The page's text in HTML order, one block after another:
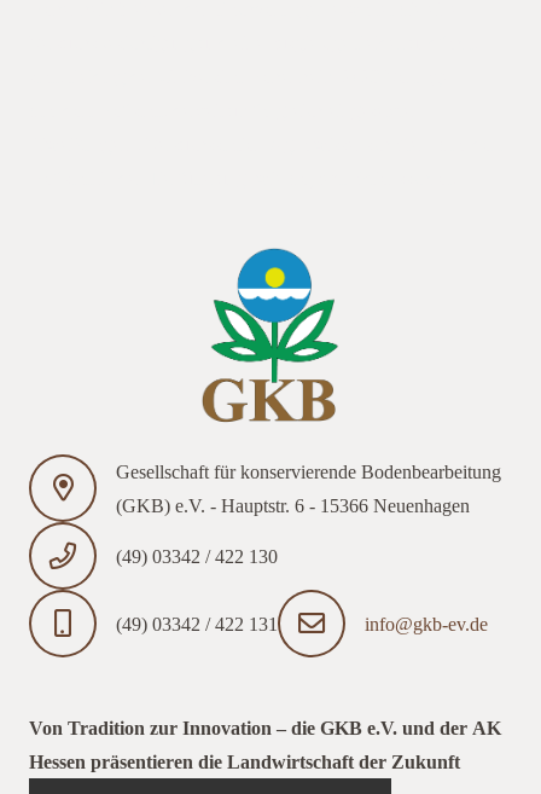
Gesellschaft für konservierende Bodenbearbeitung
(GKB) e.V. - Hauptstr. 6 - 15366 Neuenhagen
(49) 03342 / 422 130
(49) 03342 / 422 131 info@gkb-ev.de
Von Tradition zur Innovation – die GKB e.V. und der AK
Hessen präsentieren die Landwirtschaft der Zukunft